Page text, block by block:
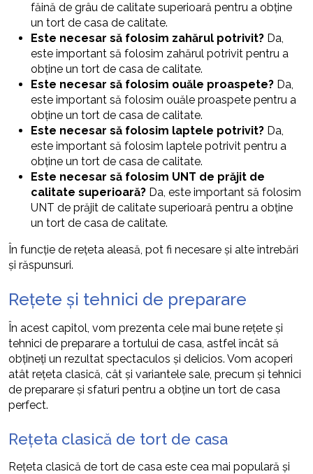
făină de grâu de calitate superioară pentru a obține
un tort de casa de calitate.
Este necesar să folosim zahărul potrivit? Da,
este important să folosim zahărul potrivit pentru a
obține un tort de casa de calitate.
Este necesar să folosim ouăle proaspete? Da,
este important să folosim ouăle proaspete pentru a
obține un tort de casa de calitate.
Este necesar să folosim laptele potrivit? Da,
este important să folosim laptele potrivit pentru a
obține un tort de casa de calitate.
Este necesar să folosim UNT de prăjit de
calitate superioară? Da, este important să folosim
UNT de prăjit de calitate superioară pentru a obține
un tort de casa de calitate.
În funcție de rețeta aleasă, pot fi necesare și alte întrebări
și răspunsuri.
Rețete și tehnici de preparare
În acest capitol, vom prezenta cele mai bune rețete și
tehnici de preparare a tortului de casa, astfel încât să
obțineți un rezultat spectaculos și delicios. Vom acoperi
atât rețeta clasică, cât și variantele sale, precum și tehnici
de preparare și sfaturi pentru a obține un tort de casa
perfect.
Rețeta clasică de tort de casa
Rețeta clasică de tort de casa este cea mai populară și